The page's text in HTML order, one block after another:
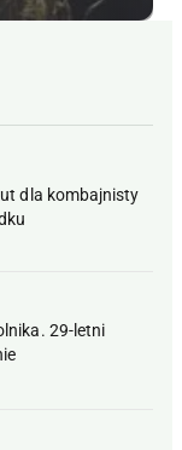
dla kombajnisty
29-letni